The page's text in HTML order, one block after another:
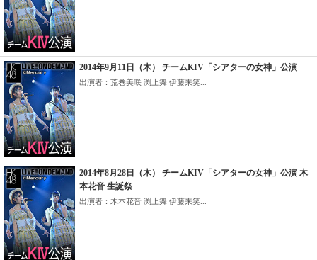
2014年9月11日（木） チームKIV「シアターの女神」公演
出演者：荒巻美咲 渕上舞 伊藤来笑...
2014年8月28日（木） チームKIV「シアターの女神」公演 木
本花音 生誕祭
出演者：木本花音 渕上舞 伊藤来笑...